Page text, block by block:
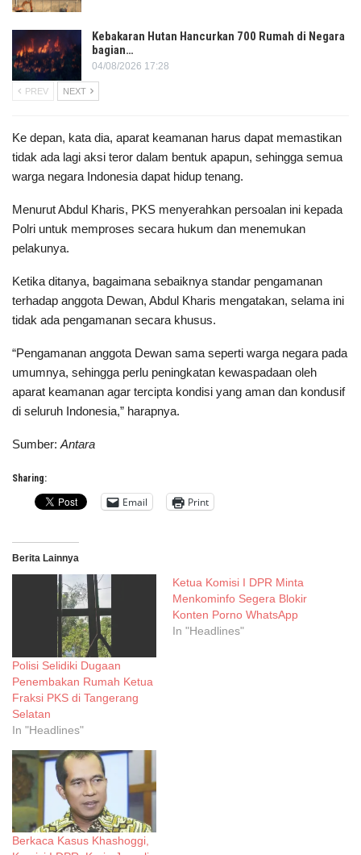
Kebakaran Hutan Hancurkan 700 Rumah di Negara
bagian…
04/08/2026 17:28
PREV NEXT
Ke depan, kata dia, aparat keamanan harus dapat memastikan
tidak ada lagi aksi teror dalam bentuk apapun, sehingga semua
warga negara Indonesia dapat hidup tenang.
Menurut Abdul Kharis, PKS menyerahkan persoalan ini kepada
Polri untuk memproses secara hukum dan menemukan
pelakunya.
Ketika ditanya, bagaimana sebaiknya standar pengamanan
terhadap anggota Dewan, Abdul Kharis mengatakan, selama ini
tidak ada pengamanan secara khusus.
“Pengamanan anggota Dewan sama seperti warga negara pada
umumnya, sehingga perlu peningkatan kewaspadaan oleh
aparat keamanan agar tercipta kondisi yang aman dan kondusif
di seluruh Indonesia,” harapnya.
Sumber: Antara
Sharing:
Email Print
Berita Lainnya
Polisi Selidiki Dugaan
Penembakan Rumah Ketua
Fraksi PKS di Tangerang
Selatan
In "Headlines"
Ketua Komisi I DPR Minta
Menkominfo Segera Blokir
Konten Porno WhatsApp
In "Headlines"
Berkaca Kasus Khashoggi,